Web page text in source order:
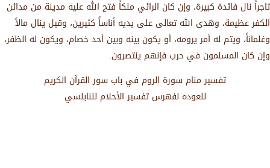
تاجراً نال فائدة كبيرة، وإن كان الرائي ملكاً فتح الله عليه مدينة من مدائن
الكفر عظيمة، وهدى الله تعالى على يديه أناساً كثيرين، وقيل ينال مالاً
وغلماناً، ويتم له أمر يرومه، أو يكون بينه وبين أحد خصام، ويكون له الظفر،
وإن كان المسلمون في حرب فإنهم ينتصرون.
تفسير منام سورة الروم في باب سور القرآن الكريم
للعوده لفهرس تفسير الأحلام للنابلسي